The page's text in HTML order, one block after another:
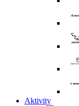
Aktivity